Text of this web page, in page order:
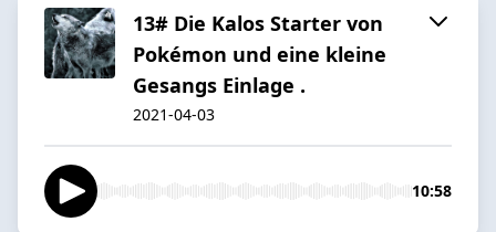
13# Die Kalos Starter von
Pokémon und eine kleine
Gesangs Einlage .
2021-04-03
10:58